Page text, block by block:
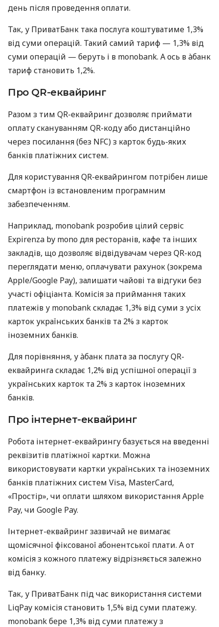
день після проведення оплати.
Так, у ПриватБанк така послуга коштуватиме 1,3%
від суми операцій. Такий самий тариф — 1,3% від
суми операцій — беруть і в monobank. А ось в àбанк
тариф становить 1,2%.
Про QR-еквайринг
Разом з тим QR-еквайринг дозволяє приймати
оплату скануванням QR-коду або дистанційно
через посилання (без NFC) з карток будь-яких
банків платіжних систем.
Для користування QR-еквайрингом потрібен лише
смартфон із встановленим програмним
забезпеченням.
Наприклад, monobank розробив цілий сервіс
Expirenza by mono для ресторанів, кафе та інших
закладів, що дозволяє відвідувачам через QR-код
переглядати меню, оплачувати рахунок (зокрема
Apple/Google Pay), залишати чайові та відгуки без
участі офіціанта. Комісія за приймання таких
платежів у monobank складає 1,3% від суми з усіх
карток українських банків та 2% з карток
іноземних банків.
Для порівняння, у àбанк плата за послугу QR-
еквайринга складає 1,2% від успішної операції з
українських карток та 2% з карток іноземних
банків.
Про інтернет-еквайринг
Робота інтернет-еквайрингу базується на введенні
реквізитів платіжної картки. Можна
використовувати картки українських та іноземних
банків платіжних систем Visa, MasterCard,
«Простір», чи оплати шляхом використання Apple
Pay, чи Google Pay.
Інтернет-еквайринг зазвичай не вимагає
щомісячної фіксованої абонентської плати. А от
комісія з кожного платежу відрізняється залежно
від банку.
Так, у ПриватБанк під час використання системи
LiqPay комісія становить 1,5% від суми платежу.
monobank бере 1,3% від суми платежу з